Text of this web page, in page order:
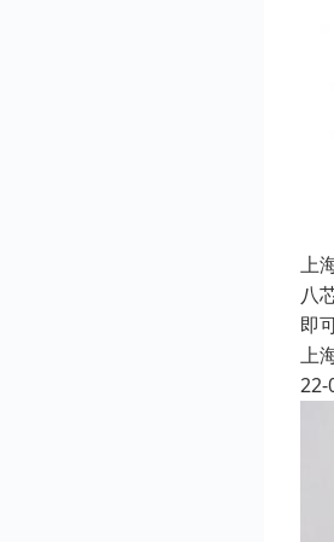
上
八
即
上
22-